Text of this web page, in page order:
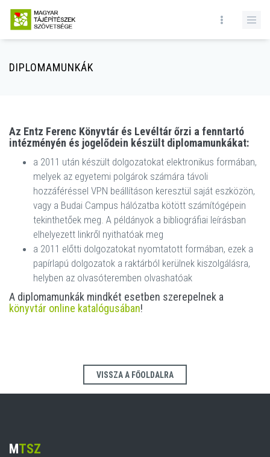
DIPLOMAMUNKÁK
Az Entz Ferenc Könyvtár és Levéltár őrzi a fenntartó
intézményén és jogelődein készült diplomamunkákat:
a 2011 után készült dolgozatokat elektronikus formában,
melyek az egyetemi polgárok számára távoli
hozzáféréssel VPN beállításon keresztül saját eszközön,
vagy a Budai Campus hálózatba kötött számítógépein
tekinthetőek meg. A példányok a bibliográfiai leírásban
elhelyezett linkről nyithatóak meg
a 2011 előtti dolgozatokat nyomtatott formában, ezek a
papírlapú dolgozatok a raktárból kerülnek kiszolgálásra,
helyben az olvasóteremben olvashatóak
A diplomamunkák mindkét esetben szerepelnek a
könyvtár online katalógusában!
VISSZA A FŐOLDALRA
MTSZ